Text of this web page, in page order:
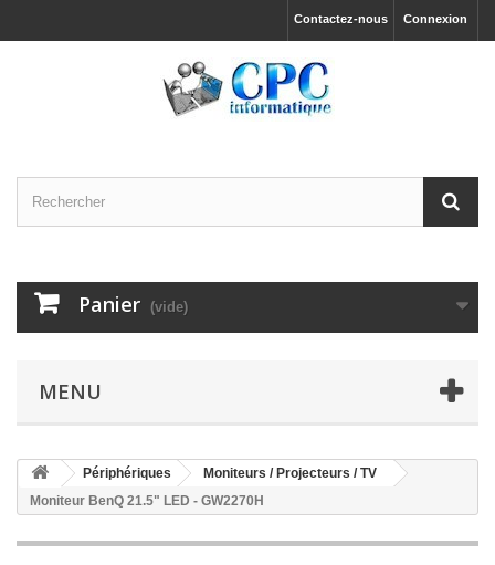
Connexion
Contactez-nous
Panier (vide)
MENU
Périphériques
Moniteurs / Projecteurs / TV
Moniteur BenQ 21.5" LED - GW2270H